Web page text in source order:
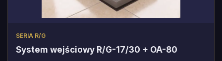
SERIA R/G
System wejściowy R/G-17/30 + OA-80